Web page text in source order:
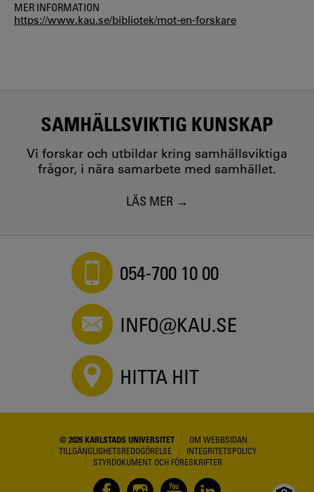
MER INFORMATION
https://www.kau.se/bibliotek/mot-en-forskare
SAMHÄLLSVIKTIG KUNSKAP
Vi forskar och utbildar kring samhällsviktiga
frågor, i nära samarbete med samhället.
LÄS MER
054-700 10 00
INFO@KAU.SE
HITTA HIT
© 2026 KARLSTADS UNIVERSITET
OM WEBBSIDAN
TILLGÄNGLIGHETSREDOGÖRELSE
INTEGRITETSPOLICY
STYRDOKUMENT OCH FÖRESKRIFTER